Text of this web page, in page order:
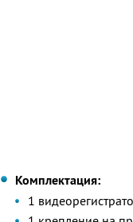
Комплектация:
1